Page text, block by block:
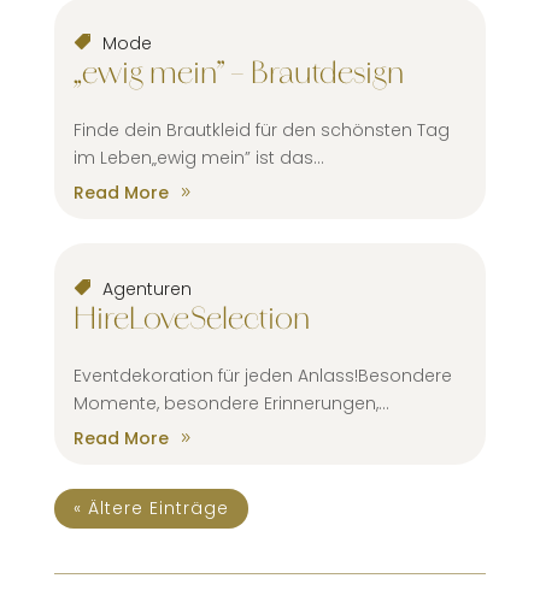
Mode
„ewig mein” – Brautdesign
Finde dein Brautkleid für den schönsten Tag
im Leben„ewig mein” ist das...
Read More
Agenturen
HireLoveSelection
Eventdekoration für jeden Anlass!Besondere
Momente, besondere Erinnerungen,...
Read More
« Ältere Einträge